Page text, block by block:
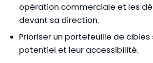
opération commerciale et les
devant sa direction.
Prioriser un portefeuille de cibles
potentiel et leur accessibilité.